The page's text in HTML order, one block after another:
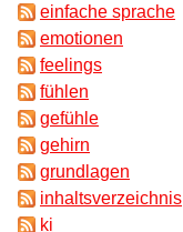
einfache sprache
emotionen
feelings
fühlen
gefühle
gehirn
grundlagen
inhaltsverzeichnis
ki